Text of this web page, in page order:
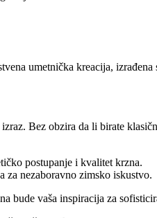
umetnička kreacija, izrađena
Bez obzira da li birate
postupanje i kvalitet krzna.
za nezaboravno zimsko iskustvo.
bude vaša inspiracija za